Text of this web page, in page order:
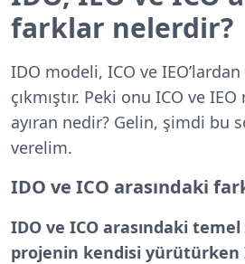
farklar nelerdir?
IDO modeli, ICO ve
çıkmıştır. Peki onu ICO ve
ayıran nedir? Gelin, şimdi bu
verelim.
IDO ve ICO arasındaki
IDO ve ICO arasındaki temel
projenin kendisi yürütürken